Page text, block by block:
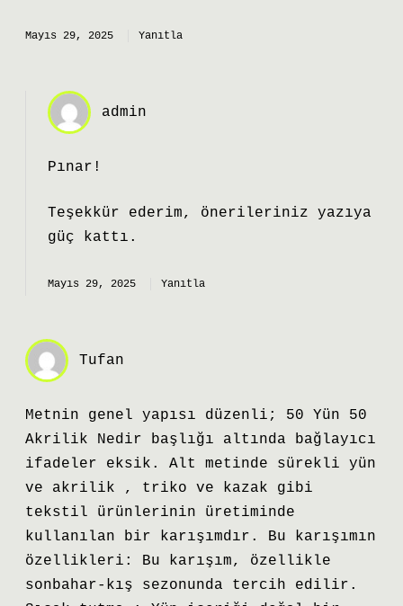
Mayıs 29, 2025 Yanıtla
admin
Pınar!
Teşekkür ederim, önerileriniz yazıya
güç kattı.
Mayıs 29, 2025 Yanıtla
Tufan
Metnin genel yapısı düzenli; 50 Yün 50
Akrilik Nedir başlığı altında bağlayıcı
ifadeler eksik. Alt metinde sürekli yün
ve akrilik , triko ve kazak gibi
tekstil ürünlerinin üretiminde
kullanılan bir karışımdır. Bu karışımın
özellikleri: Bu karışım, özellikle
sonbahar-kış sezonunda tercih edilir.